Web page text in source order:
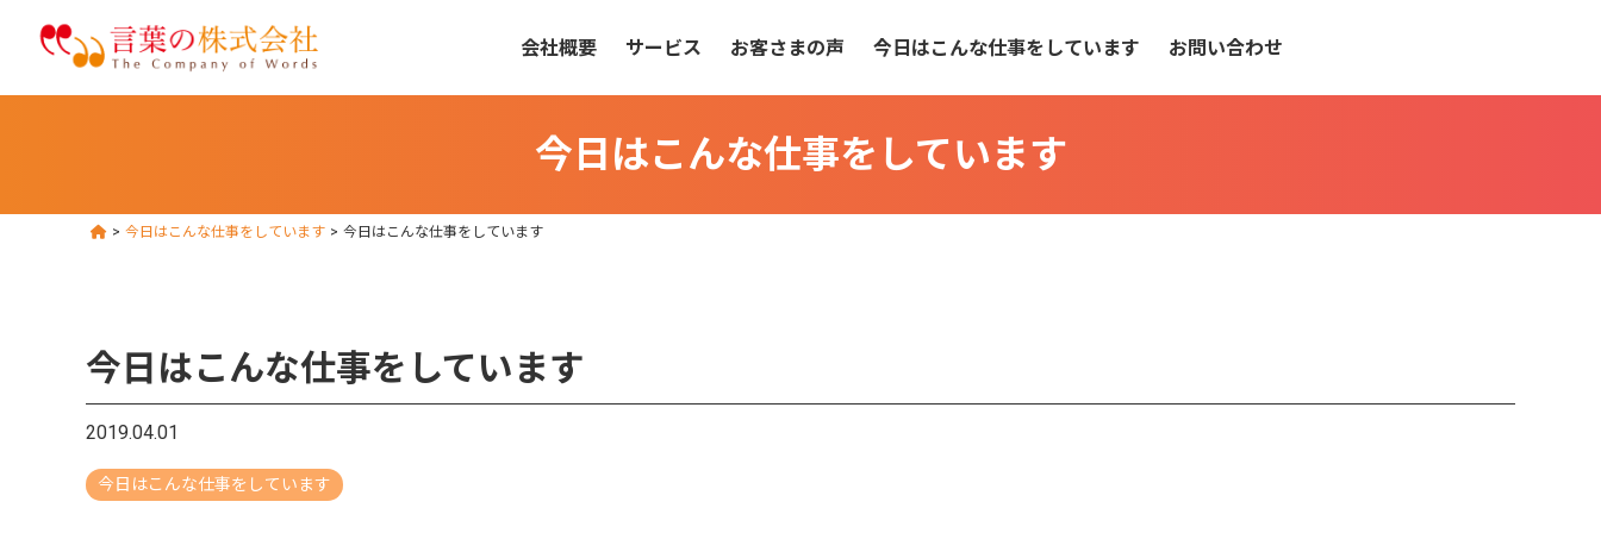
会社概要 サービス お客さまの声 今日はこんな仕事をしています お問い合わせ
今日はこんな仕事をしています
> 今日はこんな仕事をしています > 今日はこんな仕事をしています
今日はこんな仕事をしています
2019.04.01
今日はこんな仕事をしています